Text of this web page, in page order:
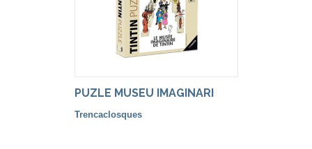
PUZLE MUSEU IMAGINARI
Trencaclosques